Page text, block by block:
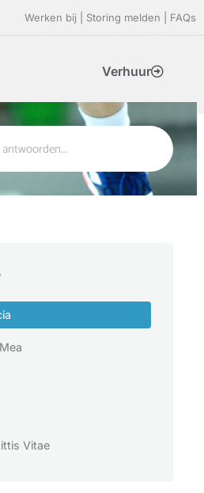
Werken bij Storing melden FAQs
Verhuur
Vitae